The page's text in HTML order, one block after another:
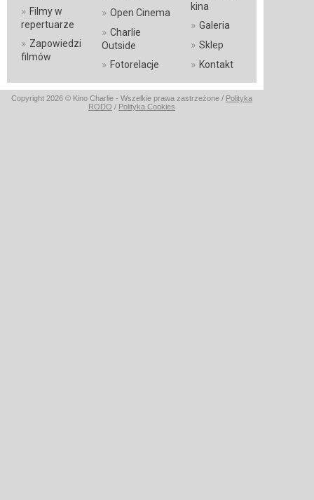
» Filmy w
repertuarze
» Zapowiedzi
filmów
» Open Cinema
» Charlie
Outside
» Fotorelacje
kina
» Galeria
» Sklep
» Kontakt
Copyright 2026 © Kino Charlie - Wszelkie prawa zastrzeżone / Polityka
RODO / Polityka Cookies